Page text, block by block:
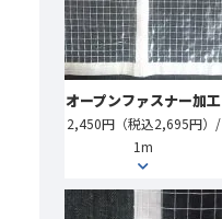
オープンファスナー加工
2,450円（税込2,695円）/
1m